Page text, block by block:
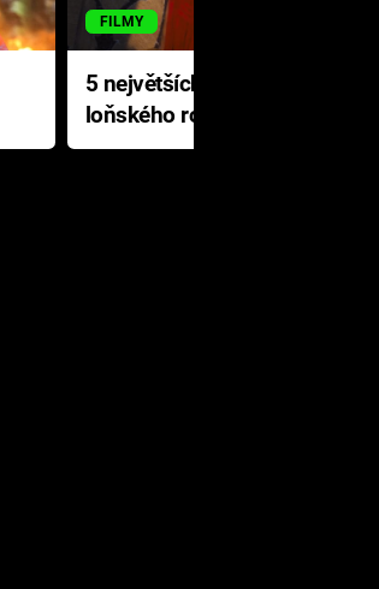
FILMY
5 největších propadáků
loňského roku: Disney na
jediné katastrofě prodělal 200